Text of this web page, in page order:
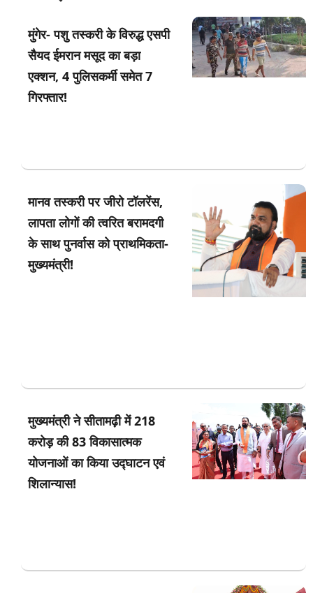
मुंगेर- पशु तस्करी के विरुद्ध एसपी
सैयद ईमरान मसूद का बड़ा
एक्शन, 4 पुलिसकर्मी समेत 7
गिरफ्तार!
मानव तस्करी पर जीरो टॉलरेंस,
लापता लोगों की त्वरित बरामदगी
के साथ पुनर्वास को प्राथमिकता-
मुख्यमंत्री!
मुख्यमंत्री ने सीतामढ़ी में 218
करोड़ की 83 विकासात्मक
योजनाओं का किया उद्घाटन एवं
शिलान्यास!